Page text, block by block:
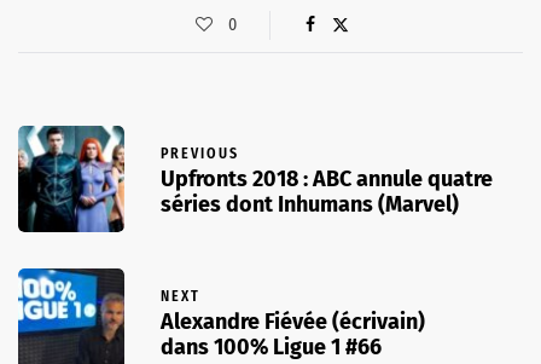
0
PREVIOUS
Upfronts 2018 : ABC annule quatre
séries dont Inhumans (Marvel)
NEXT
Alexandre Fiévée (écrivain)
dans 100% Ligue 1 #66